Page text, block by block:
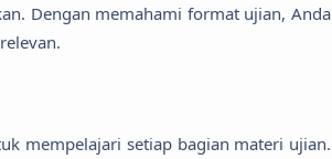
Dengan memahami format ujian, Anda
mempelajari setiap bagian materi ujian.